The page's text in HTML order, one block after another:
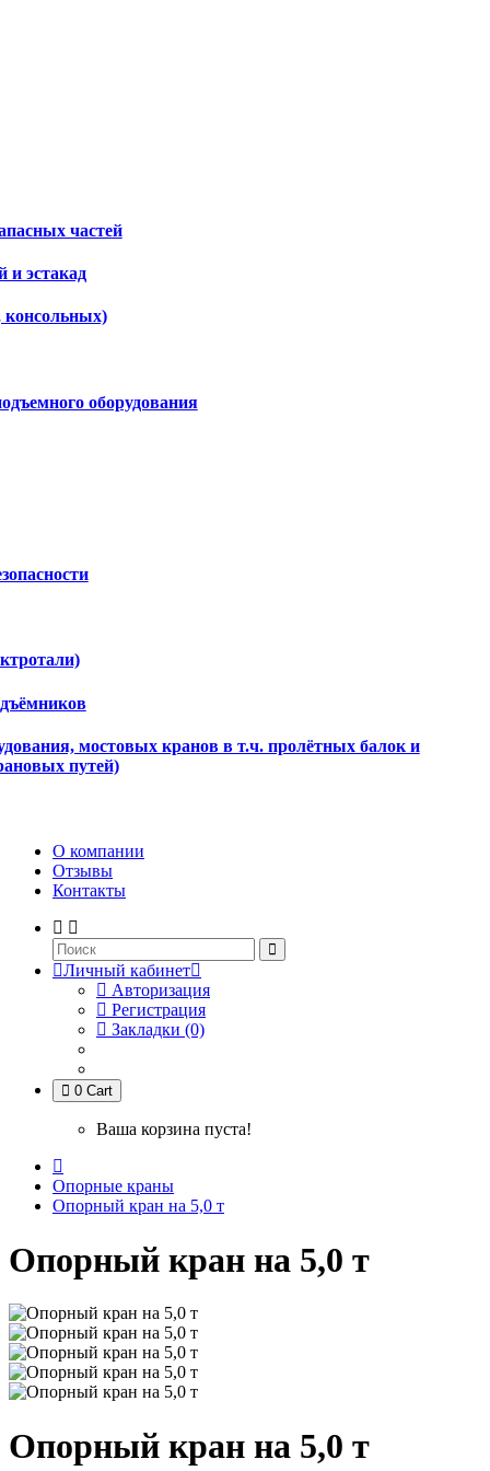
частей
и эстакад
консольных)
оборудования
мостовых кранов в т.ч. пролётных балок и
путей)
О компании
Отзывы
Контакты
Личный кабинет
Авторизация
Регистрация
Закладки (0)
0 Cart
Ваша корзина пуста!
Опорные краны
Опорный кран на 5,0 т
Опорный кран на 5,0 т
Опорный кран на 5,0 т